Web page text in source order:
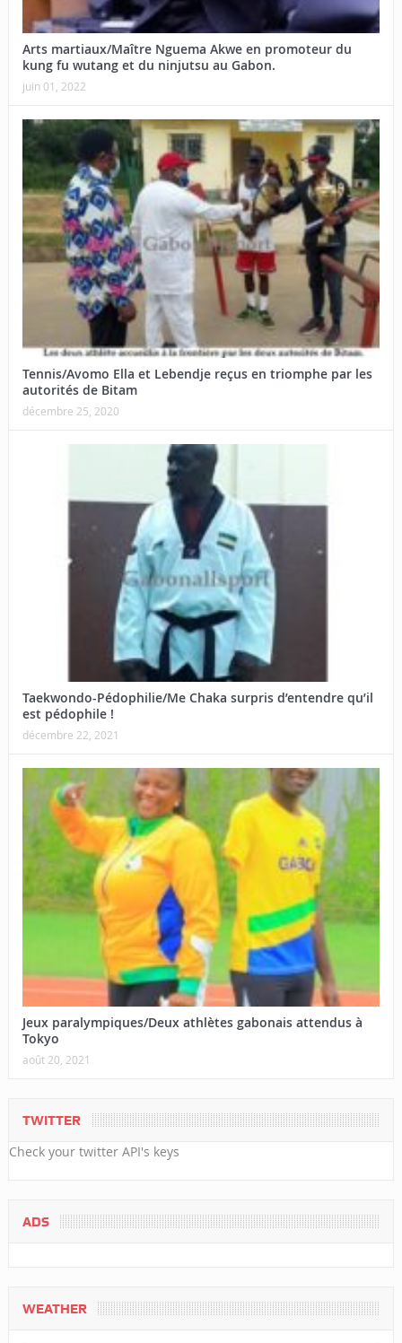
Arts martiaux/Maître Nguema Akwe en promoteur du
kung fu wutang et du ninjutsu au Gabon.
juin 01, 2022
Tennis/Avomo Ella et Lebendje reçus en triomphe par les
autorités de Bitam
décembre 25, 2020
Taekwondo-Pédophilie/Me Chaka surpris d’entendre qu’il
est pédophile !
décembre 22, 2021
Jeux paralympiques/Deux athlètes gabonais attendus à
Tokyo
août 20, 2021
TWITTER
Check your twitter API's keys
ADS
WEATHER